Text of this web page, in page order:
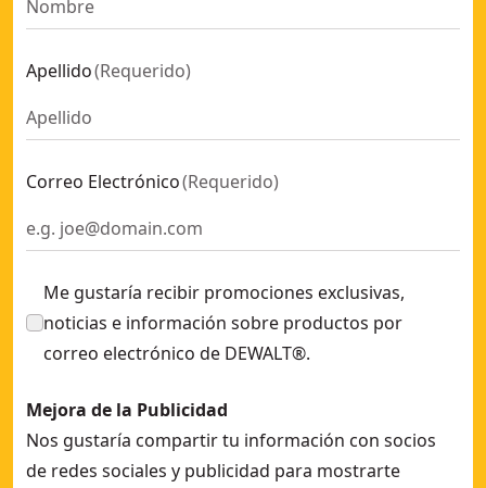
Apellido(Requerido)
Correo Electrónico(Requerido)
Me gustaría recibir promociones exclusivas,
noticias e información sobre productos por
correo electrónico de DEWALT®.
Mejora de la Publicidad
Nos gustaría compartir tu información con socios
de redes sociales y publicidad para mostrarte